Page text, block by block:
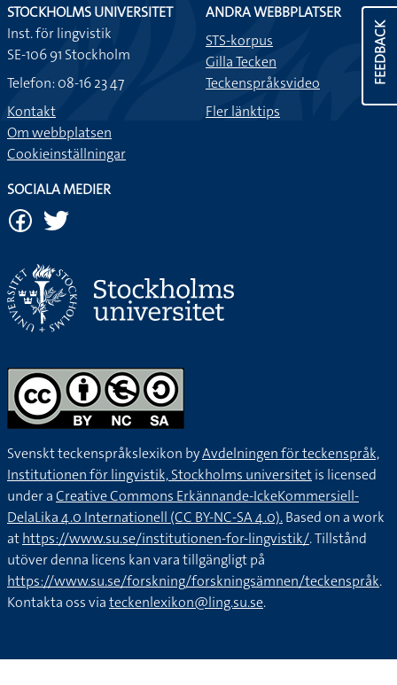
FEEDBACK
STOCKHOLMS UNIVERSITET
Inst. för lingvistik
SE-106 91 Stockholm
Telefon: 08-16 23 47
Kontakt
Om webbplatsen
Cookieinställningar
ANDRA WEBBPLATSER
STS-korpus
Gilla Tecken
Teckenspråksvideo
Fler länktips
SOCIALA MEDIER
Svenskt teckenspråkslexikon byAvdelningen för teckenspråk,
Institutionen för lingvistik, Stockholms universitetis licensed
under aCreative Commons Erkännande-IckeKommersiell-
DelaLika 4.0 Internationell (CC BY-NC-SA 4.0).Based on a work
athttps://www.su.se/institutionen-for-lingvistik/. Tillstånd
utöver denna licens kan vara tillgängligt på
https://www.su.se/forskning/forskningsämnen/teckenspråk.
Kontakta oss viateckenlexikon@ling.su.se.